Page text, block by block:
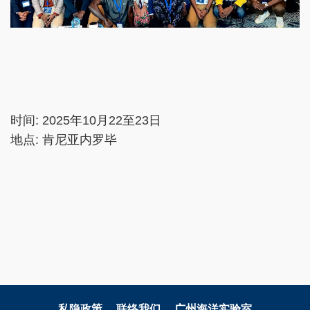
时间: 2025年10月22至23日
地点: 肯尼亚内罗毕